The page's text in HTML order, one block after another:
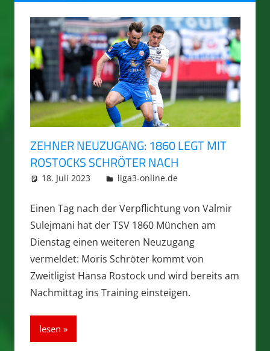
ZEHNER NEUZUGANG: 1860 LEGT MIT
ROSTOCKS SCHRÖTER NACH
18. Juli 2023 integromat
liga3-online.de
Einen Tag nach der Verpflichtung von Valmir
Sulejmani hat der TSV 1860 München am
Dienstag einen weiteren Neuzugang
vermeldet: Moris Schröter kommt von
Zweitligist Hansa Rostock und wird bereits am
Nachmittag ins Training einsteigen.
lesen